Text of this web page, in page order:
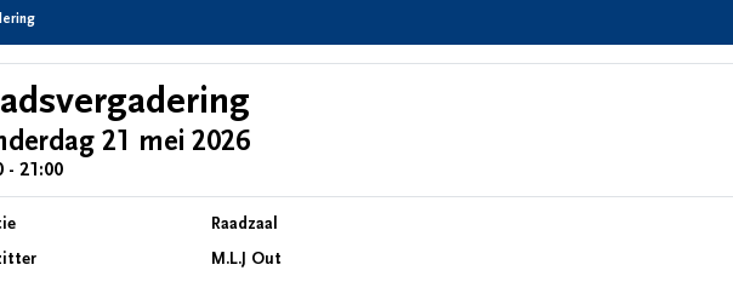
21 mei 2026
- 21:00
Raadzaal
M.L.J Out